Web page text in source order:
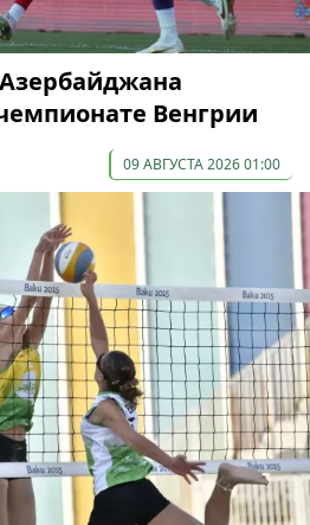
Венгрии
09 АВГУСТА 2026 01:00